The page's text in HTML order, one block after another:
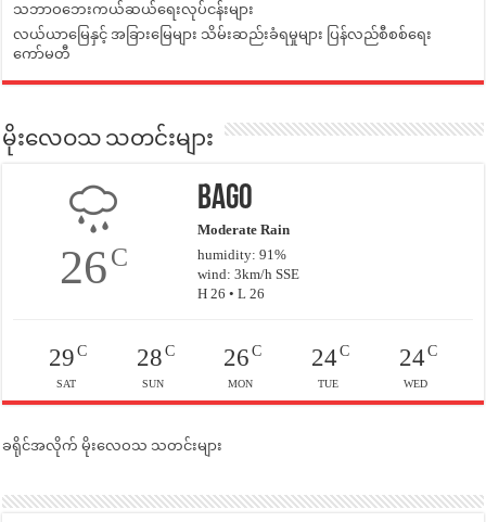
သဘာဝဘေးကယ်ဆယ်ရေးလုပ်ငန်းများ
လယ်ယာမြေနှင့် အခြားမြေများ သိမ်းဆည်းခံရမှုများ ပြန်လည်စီစစ်ရေး
ကော်မတီ
မိုးလေဝသ သတင်းများ
26C
Bago
Moderate Rain
humidity: 91%
wind: 3km/h SSE
H 26 • L 26
29C
SAT
28C
SUN
26 C
MON
24C
TUE
24C
WED
ခရိုင်အလိုက် မိုးလေဝသ သတင်းများ